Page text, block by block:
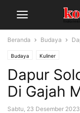
Beranda Budaya
Budaya Kuliner
Dapur
Di Gajah
Sabtu, 23 Desember 2023